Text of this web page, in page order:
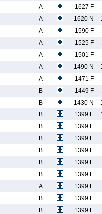
A 1627 F
A 1620 N
A 1590 F
A 1525 F
A 1501 F
A 1490 N
A 1471 F
B 1449 F
B 1430 N
B 1399 E
B 1399 E
B 1399 E
B 1399 E
B 1399 E
B 1399 E
A 1399 E
B 1399 E
B 1399 E